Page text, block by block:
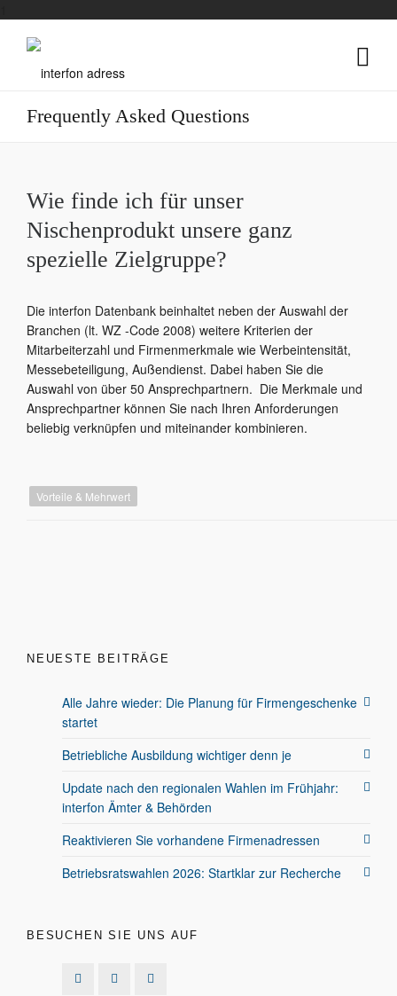
Frequently Asked Questions
Wie finde ich für unser
Nischenprodukt unsere ganz
spezielle Zielgruppe?
Die interfon Datenbank beinhaltet neben der Auswahl der
Branchen (lt. WZ -Code 2008) weitere Kriterien der
Mitarbeiterzahl und Firmenmerkmale wie Werbeintensität,
Messebeteiligung, Außendienst. Dabei haben Sie die
Auswahl von über 50 Ansprechpartnern. Die Merkmale und
Ansprechpartner können Sie nach Ihren Anforderungen
beliebig verknüpfen und miteinander kombinieren.
Vorteile & Mehrwert
NEUESTE BEITRÄGE
Alle Jahre wieder: Die Planung für Firmengeschenke
startet
Betriebliche Ausbildung wichtiger denn je
Update nach den regionalen Wahlen im Frühjahr:
interfon Ämter & Behörden
Reaktivieren Sie vorhandene Firmenadressen
Betriebsratswahlen 2026: Startklar zur Recherche
BESUCHEN SIE UNS AUF